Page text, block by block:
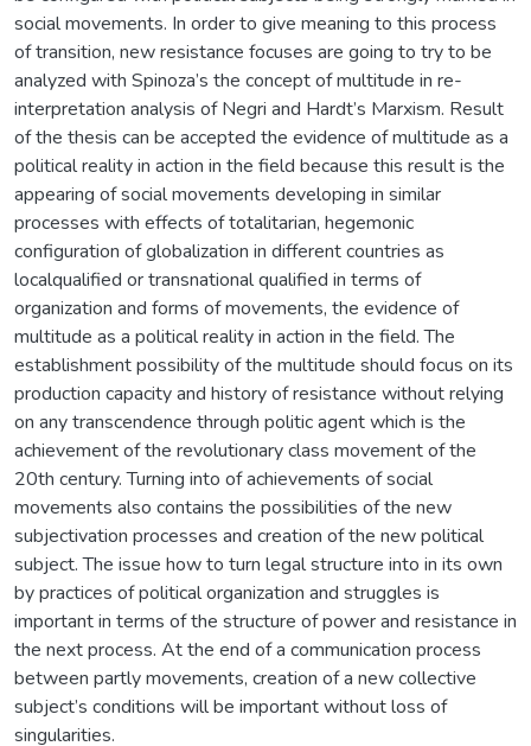
social movements. In order to give meaning to this process
of transition, new resistance focuses are going to try to be
analyzed with Spinoza’s the concept of multitude in re-
interpretation analysis of Negri and Hardt’s Marxism. Result
of the thesis can be accepted the evidence of multitude as a
political reality in action in the field because this result is the
appearing of social movements developing in similar
processes with effects of totalitarian, hegemonic
configuration of globalization in different countries as
localqualified or transnational qualified in terms of
organization and forms of movements, the evidence of
multitude as a political reality in action in the field. The
establishment possibility of the multitude should focus on its
production capacity and history of resistance without relying
on any transcendence through politic agent which is the
achievement of the revolutionary class movement of the
20th century. Turning into of achievements of social
movements also contains the possibilities of the new
subjectivation processes and creation of the new political
subject. The issue how to turn legal structure into in its own
by practices of political organization and struggles is
important in terms of the structure of power and resistance in
the next process. At the end of a communication process
between partly movements, creation of a new collective
subject’s conditions will be important without loss of
singularities.